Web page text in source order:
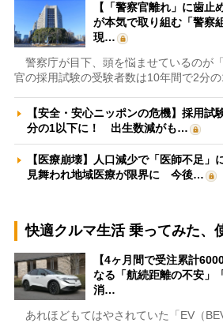
【「警察官離れ」に歯止
が本気で取り組む「警
現…
警察庁が目下、頭を悩ませているのが
官の採用試験の受験者数は10年間で2分
【安全・安心ニッポンの危機】採用試
分の1以下に！ 出生数減がも…
【医療崩壊】人口減少で「医師不足」
見舞われ地域医療が限界に 今後…
快適クルマ生活 乗ってみた、
【4ヶ月間で受注累計
なる「航続距離の不安」
消…
あれほどもてはやされていた「EV（